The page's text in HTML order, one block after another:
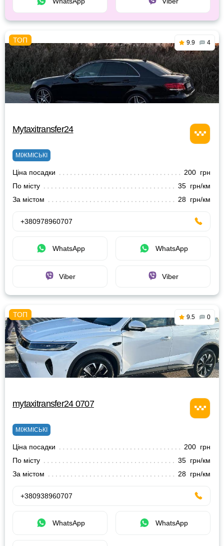
9.9 4
Mytaxitransfer24
МІЖМІСЬКІ
Ціна посадки
200 грн
По місту
35 грн/км
За містом
28 грн/км
+380978960707
WhatsApp WhatsApp
Viber Viber
9.5 0
mytaxitransfer24 0707
МІЖМІСЬКІ
Ціна посадки
200 грн
По місту
35 грн/км
За містом
28 грн/км
+380938960707
WhatsApp WhatsApp